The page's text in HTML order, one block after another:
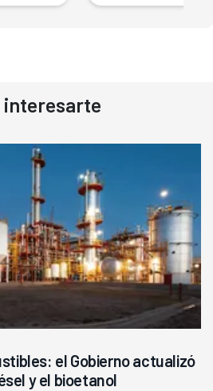
interesarte
el Gobierno actualizó
y el bioetanol